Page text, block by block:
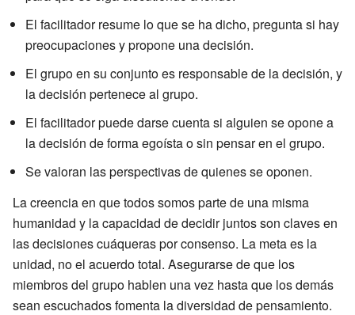
El facilitador resume lo que se ha dicho, pregunta si hay
preocupaciones y propone una decisión.
El grupo en su conjunto es responsable de la decisión, y
la decisión pertenece al grupo.
El facilitador puede darse cuenta si alguien se opone a
la decisión de forma egoísta o sin pensar en el grupo.
Se valoran las perspectivas de quienes se oponen.
La creencia en que todos somos parte de una misma
humanidad y la capacidad de decidir juntos son claves en
las decisiones cuáqueras por consenso. La meta es la
unidad, no el acuerdo total. Asegurarse de que los
miembros del grupo hablen una vez hasta que los demás
sean escuchados fomenta la diversidad de pensamiento.